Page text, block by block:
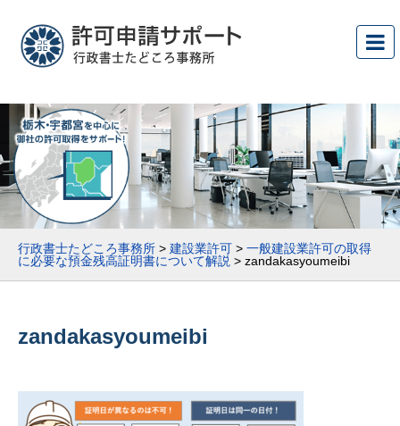
行政書士たどころ事務所 > 建設業許可 > 一般建設業許可の取得
に必要な預金残高証明書について解説 > zandakasyoumeibi
zandakasyoumeibi